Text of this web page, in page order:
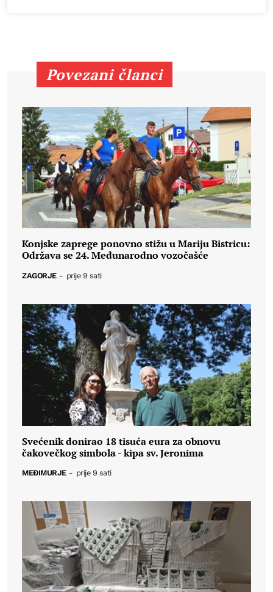
Povezani članci
Konjske zaprege ponovno stižu u Mariju Bistricu:
Održava se 24. Međunarodno vozočašće
ZAGORJE - prije 9 sati
Svećenik donirao 18 tisuća eura za obnovu
čakovečkog simbola - kipa sv. Jeronima
MEĐIMURJE - prije 9 sati